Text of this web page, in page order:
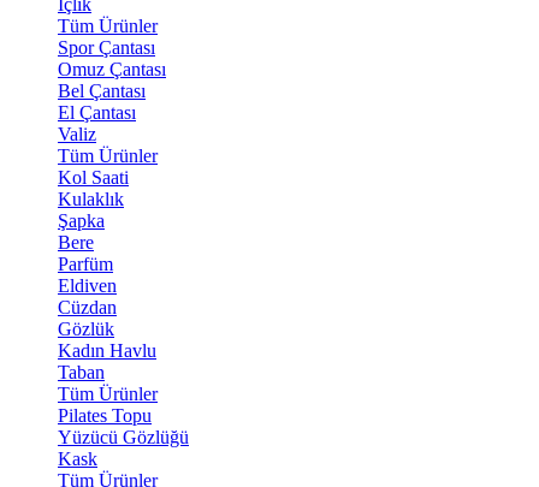
İçlik
Tüm Ürünler
Spor Çantası
Omuz Çantası
Bel Çantası
El Çantası
Valiz
Tüm Ürünler
Kol Saati
Kulaklık
Şapka
Bere
Parfüm
Eldiven
Cüzdan
Gözlük
Kadın Havlu
Taban
Tüm Ürünler
Pilates Topu
Yüzücü Gözlüğü
Kask
Tüm Ürünler